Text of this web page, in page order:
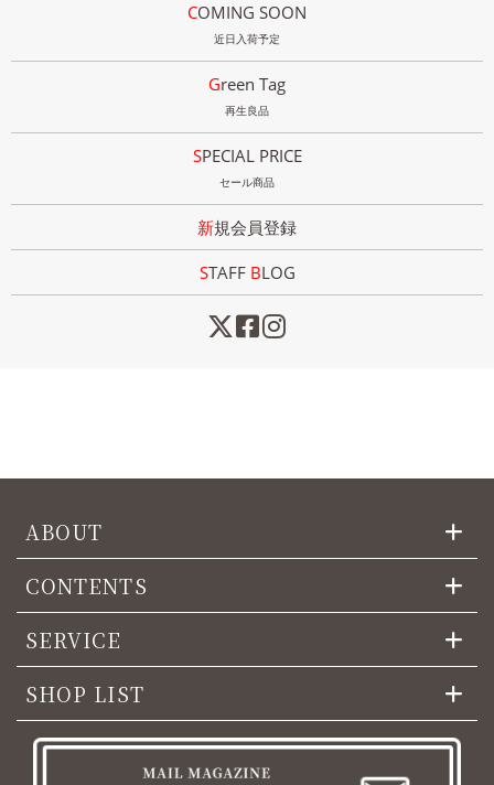
COMING SOON
近日入荷予定
Green Tag
再生良品
SPECIAL PRICE
セール商品
新規会員登録
STAFF BLOG
ABOUT
CONTENTS
SERVICE
SHOP LIST